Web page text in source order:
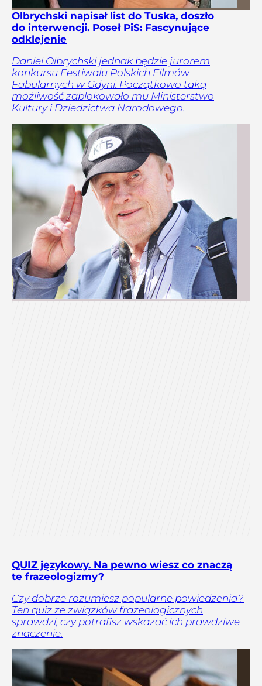
Olbrychski napisał list do Tuska, doszło
do interwencji. Poseł PiS: Fascynujące
odklejenie
Daniel Olbrychski jednak będzie jurorem
konkursu Festiwalu Polskich Filmów
Fabularnych w Gdyni. Początkowo taką
możliwość zablokowało mu Ministerstwo
Kultury i Dziedzictwa Narodowego.
QUIZ językowy. Na pewno wiesz co znaczą
te frazeologizmy?
Czy dobrze rozumiesz popularne powiedzenia?
Ten quiz ze związków frazeologicznych
sprawdzi, czy potrafisz wskazać ich prawdziwe
znaczenie.